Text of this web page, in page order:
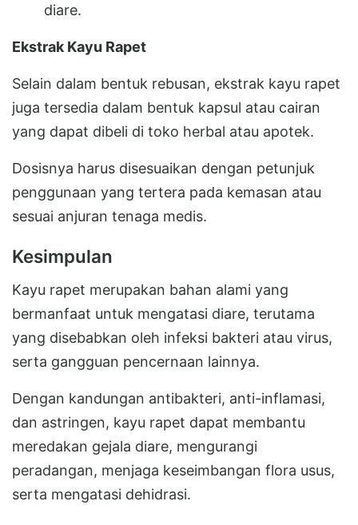
diare.
Ekstrak Kayu Rapet
Selain dalam bentuk rebusan, ekstrak kayu rapet
juga tersedia dalam bentuk kapsul atau cairan
yang dapat dibeli di toko herbal atau apotek.
Dosisnya harus disesuaikan dengan petunjuk
penggunaan yang tertera pada kemasan atau
sesuai anjuran tenaga medis.
Kesimpulan
Kayu rapet merupakan bahan alami yang
bermanfaat untuk mengatasi diare, terutama
yang disebabkan oleh infeksi bakteri atau virus,
serta gangguan pencernaan lainnya.
Dengan kandungan antibakteri, anti-inflamasi,
dan astringen, kayu rapet dapat membantu
meredakan gejala diare, mengurangi
peradangan, menjaga keseimbangan flora usus,
serta mengatasi dehidrasi.